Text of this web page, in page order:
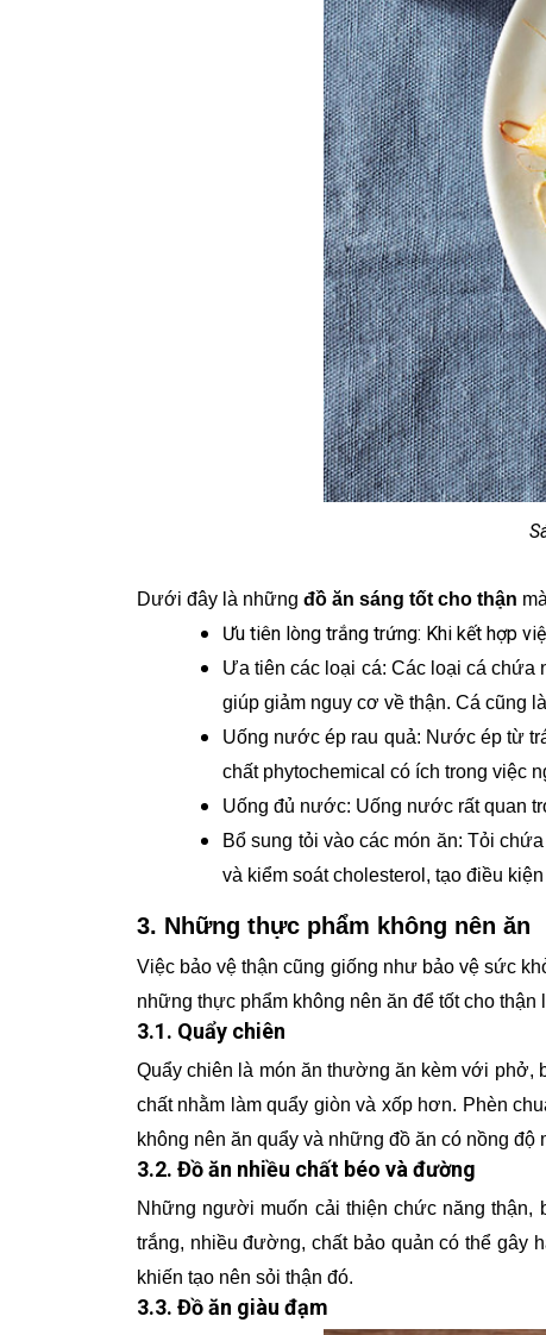
Dưới đây là những đồ ăn sáng tốt cho thận
Ưu tiên lòng trắng trứng: Khi kết hợp
Ưa tiên các loại cá: Các loại cá chứa
giúp giảm nguy cơ về thận. Cá cũng
Uống nước ép rau quả: Nước ép từ
chất phytochemical có ích trong việc
Uống đủ nước: Uống nước rất quan
Bổ sung tỏi vào các món ăn: Tỏi
và kiểm soát cholesterol, tạo điều
3. Những thực phẩm không nên ăn
Việc bảo vệ thận cũng giống như bảo vệ sức
những thực phẩm không nên ăn để tốt cho thận
3.1. Quẩy chiên
Quẩy chiên là món ăn thường ăn kèm với phở,
chất nhằm làm quẩy giòn và xốp hơn. Phèn
không nên ăn quẩy và những đồ ăn có nồng độ
3.2. Đồ ăn nhiều chất béo và đường
Những người muốn cải thiện chức năng
trắng, nhiều đường, chất bảo quản có thể gây
khiến tạo nên sỏi thận đó.
3.3. Đồ ăn giàu đạm